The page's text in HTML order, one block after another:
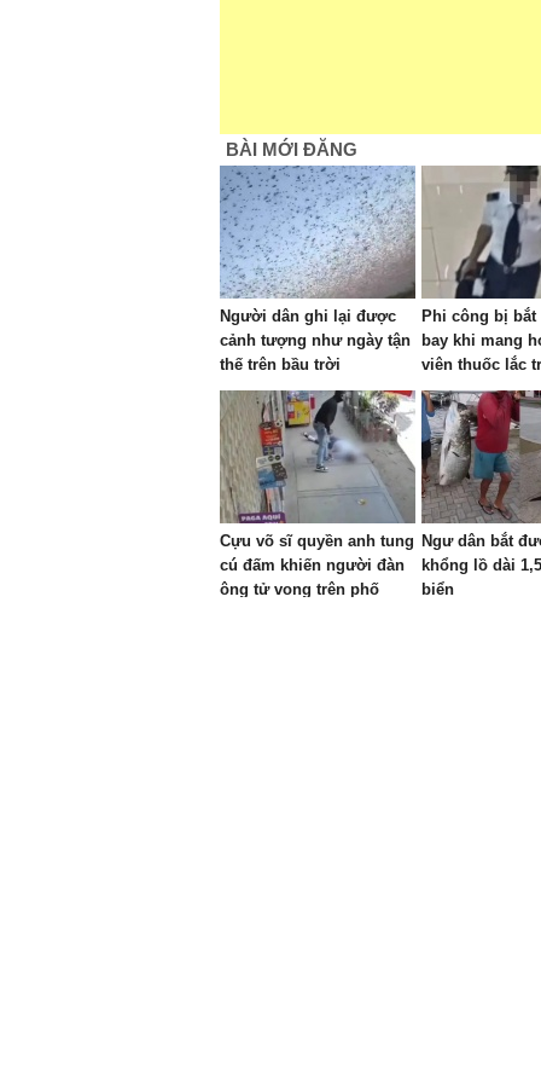
BÀI MỚI ĐĂNG
Người dân ghi lại được
cảnh tượng như ngày tận
thế trên bầu trời
Phi công bị bắt
bay khi mang
viên thuốc lắc
Cựu võ sĩ quyền anh tung
cú đấm khiến người đàn
ông tử vong trên phố
Ngư dân bắt
khổng lồ dài
biển